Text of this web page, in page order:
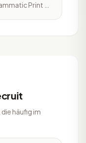
Print -
häufig im